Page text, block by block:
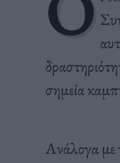
σημεία
Ανάλογα με